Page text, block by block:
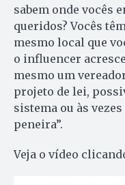
sabem onde vocês
queridos? Vocês
mesmo local que
o influencer
mesmo um
projeto de lei,
sistema ou às
peneira”.
Veja o vídeo